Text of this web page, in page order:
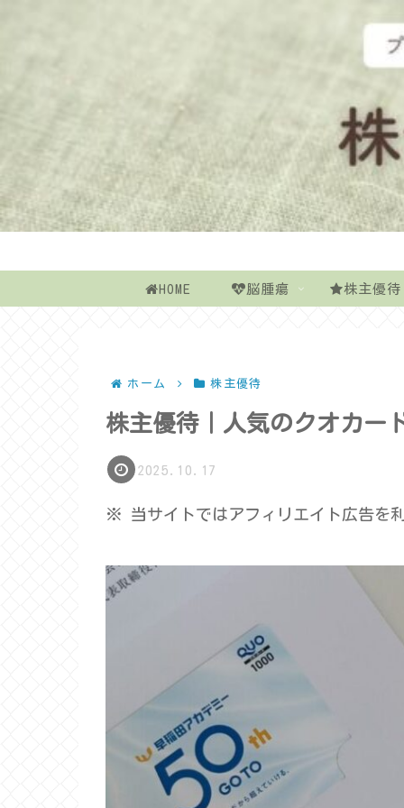
HOME 脳腫瘍 株主優待
ホーム 株主優待
株主優待｜人気のクオカー
2025.10.17
※ 当サイトではアフィリエイト広告を